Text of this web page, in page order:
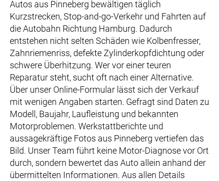
Autos aus Pinneberg bewältigen täglich
Kurzstrecken, Stop-and-go-Verkehr und Fahrten auf
die Autobahn Richtung Hamburg. Dadurch
entstehen nicht selten Schäden wie Kolbenfresser,
Zahnriemenriss, defekte Zylinderkopfdichtung oder
schwere Überhitzung. Wer vor einer teuren
Reparatur steht, sucht oft nach einer Alternative.
Über unser Online-Formular lässt sich der Verkauf
mit wenigen Angaben starten. Gefragt sind Daten zu
Modell, Baujahr, Laufleistung und bekannten
Motorproblemen. Werkstattberichte und
aussagekräftige Fotos aus Pinneberg vertiefen das
Bild. Unser Team führt keine Motor-Diagnose vor Ort
durch, sondern bewertet das Auto allein anhand der
übermittelten Informationen. Aus allen Details